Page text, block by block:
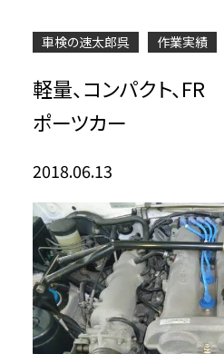
車検の速太郎呉 作業実績
軽量、コンパクト、FR
ポーツカー
2018.06.13